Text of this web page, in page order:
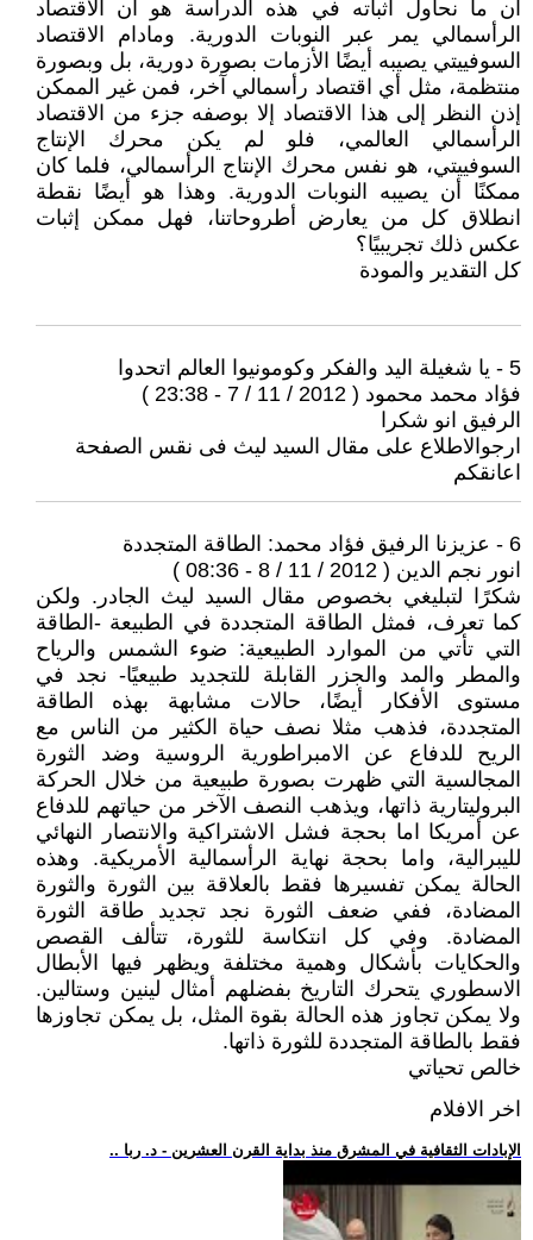
ان ما نحاول اثباته في هذه الدراسة هو ان الاقتصاد
الرأسمالي يمر عبر النوبات الدورية. ومادام الاقتصاد
السوفييتي يصيبه أيضًا الأزمات بصورة دورية، بل وبصورة
منتظمة، مثل أي اقتصاد رأسمالي آخر، فمن غير الممكن
إذن النظر إلى هذا الاقتصاد إلا بوصفه جزء من الاقتصاد
الرأسمالي العالمي، فلو لم يكن محرك الإنتاج
السوفييتي، هو نفس محرك الإنتاج الرأسمالي، فلما كان
ممكنًا أن يصيبه النوبات الدورية. وهذا هو أيضًا نقطة
انطلاق كل من يعارض أطروحاتنا، فهل ممكن إثبات
عكس ذلك تجريبيًا؟
كل التقدير والمودة
5 - يا شغيلة اليد والفكر وكومونيوا العالم اتحدوا
فؤاد محمد محمود ( 2012 / 11 / 7 - 23:38 )
الرفيق انو شكرا
ارجوالاطلاع على مقال السيد ليث فى نقس الصفحة
اعانقكم
6 - عزيزنا الرفيق فؤاد محمد: الطاقة المتجددة
انور نجم الدين ( 2012 / 11 / 8 - 08:36 )
شكرًا لتبليغي بخصوص مقال السيد ليث الجادر. ولكن
كما تعرف، فمثل الطاقة المتجددة في الطبيعة -الطاقة
التي تأتي من الموارد الطبيعية: ضوء الشمس والرياح
والمطر والمد والجزر القابلة للتجديد طبيعيًا- نجد في
مستوى الأفكار أيضًا، حالات مشابهة بهذه الطاقة
المتجددة، فذهب مثلا نصف حياة الكثير من الناس مع
الريح للدفاع عن الامبراطورية الروسية وضد الثورة
المجالسية التي ظهرت بصورة طبيعية من خلال الحركة
البروليتارية ذاتها، ويذهب النصف الآخر من حياتهم للدفاع
عن أمريكا اما بحجة فشل الاشتراكية والانتصار النهائي
لليبرالية، واما بحجة نهاية الرأسمالية الأمريكية. وهذه
الحالة يمكن تفسيرها فقط بالعلاقة بين الثورة والثورة
المضادة، ففي ضعف الثورة نجد تجديد طاقة الثورة
المضادة. وفي كل انتكاسة للثورة، تتألف القصص
والحكايات بأشكال وهمية مختلفة ويظهر فيها الأبطال
الاسطوري يتحرك التاريخ بفضلهم أمثال لينين وستالين.
ولا يمكن تجاوز هذه الحالة بقوة المثل، بل يمكن تجاوزها
فقط بالطاقة المتجددة للثورة ذاتها.
خالص تحياتي
اخر الافلام
.. الإبادات الثقافية في المشرق منذ بداية القرن العشرين - د. ربا